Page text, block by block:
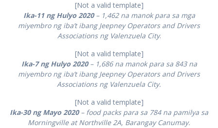
[Not a valid template]
Ika-11 ng Hulyo 2020– 1,462 na manok para sa mga
miyembro ng iba’t ibang Jeepney Operators and Drivers
Associations ng Valenzuela City.
[Not a valid template]
Ika-7 ng Hulyo 2020– 1,686 na manok para sa 843 na
miyembro ng iba’t ibang Jeepney Operators and Drivers
Associations ng Valenzuela City.
[Not a valid template]
Ika-30 ng Mayo 2020– food packs para sa 784 na pamilya sa
Morningville at Northville 2A, Barangay Canumay.